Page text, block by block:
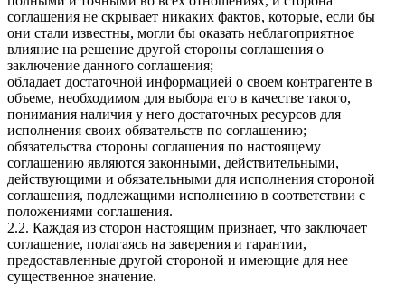
соглашения не скрывает никаких фактов, которые, если бы
они стали известны, могли бы оказать неблагоприятное
влияние на решение другой стороны соглашения о
заключение данного соглашения;
обладает достаточной информацией о своем контрагенте в
объеме, необходимом для выбора его в качестве такого,
понимания наличия у него достаточных ресурсов для
исполнения своих обязательств по соглашению;
обязательства стороны соглашения по настоящему
соглашению являются законными, действительными,
действующими и обязательными для исполнения стороной
соглашения, подлежащими исполнению в соответствии с
положениями соглашения.
2.2. Каждая из сторон настоящим признает, что заключает
соглашение, полагаясь на заверения и гарантии,
предоставленные другой стороной и имеющие для нее
существенное значение.